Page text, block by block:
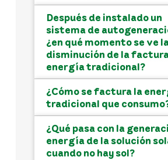
Después de instalado un
sistema de
¿en qué momento se ve
disminución de la
energía tradicional?
¿Cómo se factura la
tradicional que
¿Qué pasa con la
energía de la solución
cuando no hay sol?